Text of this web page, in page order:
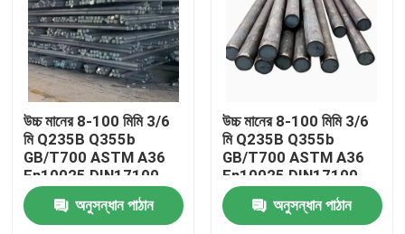
কারখানা ভ্রমণ
আমাদের সাথে যোগাযোগ করুন
উদ্ধৃতির জন্য আবেদন
উচ্চ মানের 8-100 মিমি 3/6
মি Q235B Q355b
GB/T700 ASTM A36
En10025 DIN17100
ফ্রেম-শক্তিশালী বিল্ডিং কাঠামো
কার্বন ইস্পাত রডঅনুসন্ধান পাঠান
উচ্চ মানের 8-100 মিমি 3/6
মি Q235B Q355b
GB/T700 ASTM A36
En10025 DIN17100
ফ্রেম-শক্তিশালী বিল্ডিং কাঠামো
কার্বন ইস্পাত রডঅনুসন্ধান পাঠান